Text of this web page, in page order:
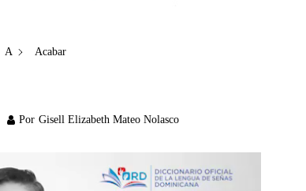
A Acabar
Por Gisell Elizabeth Mateo Nolasco